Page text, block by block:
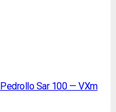
Sar 100 — VXm